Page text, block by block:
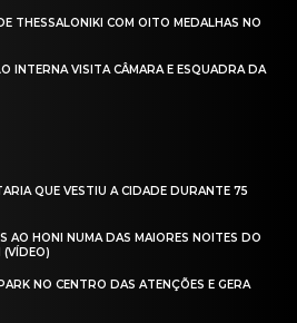
THESSALONIKI COM OITO MEDALHAS NO
INTERNA VISITA CÂMARA E ESQUADRA DA
QUE VESTIU A CIDADE DURANTE 75
AO HONI NUMA DAS MAIORES NOITES DO
(VÍDEO)
NO CENTRO DAS ATENÇÕES E GERA